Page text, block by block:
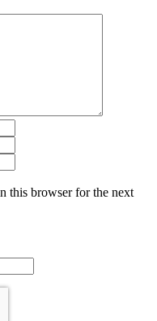
this browser for the next